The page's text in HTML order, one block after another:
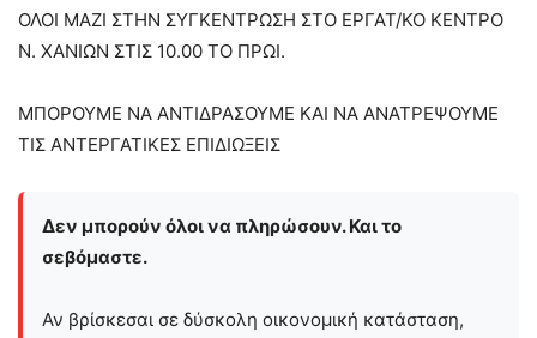
ΟΛΟΙ ΜΑΖΙ ΣΤΗΝ ΣΥΓΚΕΝΤΡΩΣΗ ΣΤΟ ΕΡΓΑΤ/ΚΟ ΚΕΝΤΡΟ
Ν. ΧΑΝΙΩΝ ΣΤΙΣ 10.00 ΤΟ ΠΡΩΙ.
ΜΠΟΡΟΥΜΕ ΝΑ ΑΝΤΙΔΡΑΣΟΥΜΕ ΚΑΙ ΝΑ ΑΝΑΤΡΕΨΟΥΜΕ
ΤΙΣ ΑΝΤΕΡΓΑΤΙΚΕΣ ΕΠΙΔΙΩΞΕΙΣ
Δεν μπορούν όλοι να πληρώσουν. Και το
σεβόμαστε.
Αν βρίσκεσαι σε δύσκολη οικονομική κατάσταση,